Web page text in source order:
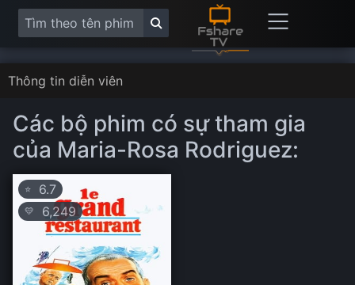
Thông tin diễn viên
Các bộ phim có sự tham gia
của Maria-Rosa Rodriguez:
⭐ 6.7
💛 6,249